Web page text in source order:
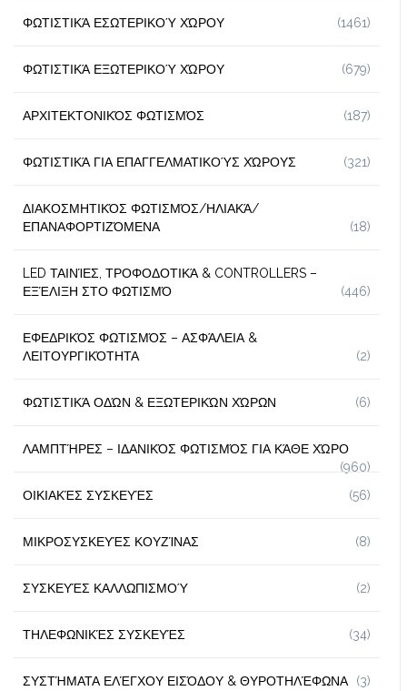
ΦΩΤΙΣΤΙΚΆ ΕΣΩΤΕΡΙΚΟΎ ΧΏΡΟΥ (1461)
ΦΩΤΙΣΤΙΚΆ ΕΞΩΤΕΡΙΚΟΎ ΧΏΡΟΥ (679)
ΑΡΧΙΤΕΚΤΟΝΙΚΌΣ ΦΩΤΙΣΜΌΣ (187)
ΦΩΤΙΣΤΙΚΆ ΓΙΑ ΕΠΑΓΓΕΛΜΑΤΙΚΟΎΣ ΧΏΡΟΥΣ (321)
ΔΙΑΚΟΣΜΗΤΙΚΌΣ ΦΩΤΙΣΜΌΣ/ΗΛΙΑΚΆ/
ΕΠΑΝΑΦΟΡΤΙΖΌΜΕΝΑ
(18)
LED ΤΑΙΝΊΕΣ, ΤΡΟΦΟΔΟΤΙΚΆ & CONTROLLERS –
ΕΞΈΛΙΞΗ ΣΤΟ ΦΩΤΙΣΜΌ
(446)
ΕΦΕΔΡΙΚΌΣ ΦΩΤΙΣΜΌΣ – ΑΣΦΆΛΕΙΑ &
ΛΕΙΤΟΥΡΓΙΚΌΤΗΤΑ
(2)
ΦΩΤΙΣΤΙΚΆ ΟΔΏΝ & ΕΞΩΤΕΡΙΚΏΝ ΧΏΡΩΝ (6)
ΛΑΜΠΤΉΡΕΣ – ΙΔΑΝΙΚΌΣ ΦΩΤΙΣΜΌΣ ΓΙΑ ΚΆΘΕ ΧΏΡΟ
(960)
ΟΙΚΙΑΚΈΣ ΣΥΣΚΕΥΈΣ
(56)
ΜΙΚΡΟΣΥΣΚΕΥΈΣ ΚΟΥΖΊΝΑΣ (8)
ΣΥΣΚΕΥΈΣ ΚΑΛΛΩΠΙΣΜΟΎ (2)
ΤΗΛΕΦΩΝΙΚΈΣ ΣΥΣΚΕΥΈΣ (34)
ΣΥΣΤΉΜΑΤΑ ΕΛΈΓΧΟΥ ΕΙΣΌΔΟΥ & ΘΥΡΟΤΗΛΈΦΩΝΑ (3)